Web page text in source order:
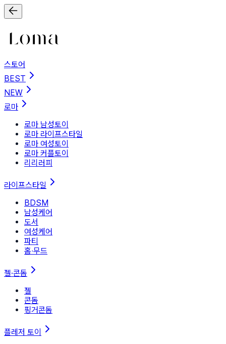
스토어
BEST
NEW
로마
로마 남성토이
로마 라이프스타일
로마 여성토이
로마 커플토이
리리러피
라이프스타일
BDSM
남성케어
도서
여성케어
파티
홈∙무드
젤·콘돔
젤
콘돔
핑거콘돔
플레저 토이